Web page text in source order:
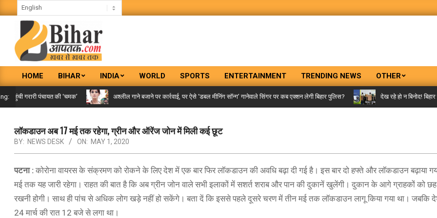
to
BIHAR
AAPTAK
Primary
Navigation
Menu
HOME BIHAR INDIA WORLD SPORTS ENTERTAINMENT TRENDING NEWS OTHER
गरारी पंचायत की ‘चमक’ अश्लील गाने बजाने पर कार्रवाई, पर ऐसे ‘डबल मीनिंग सॉन्ग’ गानेवाले सिंगर पर कब एक्शन लेगी बिहार पुलिस? देख रहे हो न बिनोद! बिहार
लॉकडाउन अब 17 मई तक रहेगा, ग्रीन और ऑरेंज जोन में मिली कई छूट
BY: NEWS DESK ON: MAY 1, 2020
पटना : कोरोना वायरस के संक्रमण को रोकने के लिए देश में एक बार फिर लॉकडाउन की अवधि बढ़ा दी गई है। इस बार दो हफ्ते और लॉकडाउन बढ़ाया
मई तक यह जारी रहेगा। राहत की बात है कि अब ग्रीन जोन वाले सभी इलाकों में सशर्त शराब और पान की दुकानें खुलेंगी। दुकान के आगे ग्राहकों को छह
रखनी होगी। साथ ही पांच से अधिक लोग खड़े नहीं हो सकेंगे। बता दें कि इससे पहले दूसरे चरण में तीन मई तक लॉकडाउन लागू किया गया था। जबकि
24 मार्च की रात 12 बजे से लगा था।